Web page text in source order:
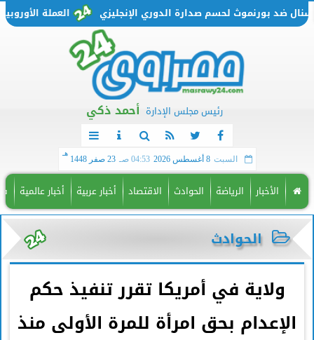
العملة الأوروبية تتحرك من بورنموث لحسم صدارة الدوري الإنجليزي
رئيس مجلس الإدارة أحمد ذكي
السبت 8 أغسطس 2026 04:53 صـ 23 صفر 1448
هـ
الأخبار الرياضة الحوادث الاقتصاد أخبار عربية أخبار عالمية
الحوادث
ولاية في أمريكا تقرر تنفيذ حكم
الإعدام بحق امرأة للمرة الأولى منذ